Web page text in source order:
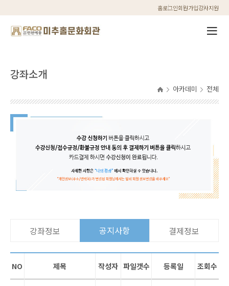
홈로그인회원가입강사지원
강좌소개
아카데미 전체
강좌정보 공지사항 결제정보
NO 제목 작성자 파일갯수 등록일 조회수